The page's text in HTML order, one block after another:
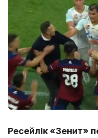
Ресейлік «Зенит»